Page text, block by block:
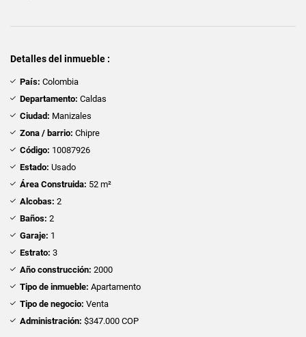
Detalles del inmueble :
País: Colombia
Departamento: Caldas
Ciudad: Manizales
Zona / barrio: Chipre
Código: 10087926
Estado: Usado
Área Construida: 52 m²
Alcobas: 2
Baños: 2
Garaje: 1
Estrato: 3
Año construcción: 2000
Tipo de inmueble: Apartamento
Tipo de negocio: Venta
Administración: $347.000 COP